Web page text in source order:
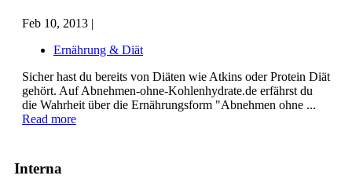
Feb 10, 2013 |
Ernährung & Diät
Sicher hast du bereits von Diäten wie Atkins oder Protein Diät
gehört. Auf Abnehmen-ohne-Kohlenhydrate.de erfährst du
die Wahrheit über die Ernährungsform "Abnehmen ohne ...
Read more
Interna